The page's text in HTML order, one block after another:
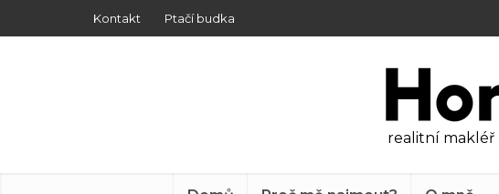
Kontakt Ptačí budka
realitní makléř